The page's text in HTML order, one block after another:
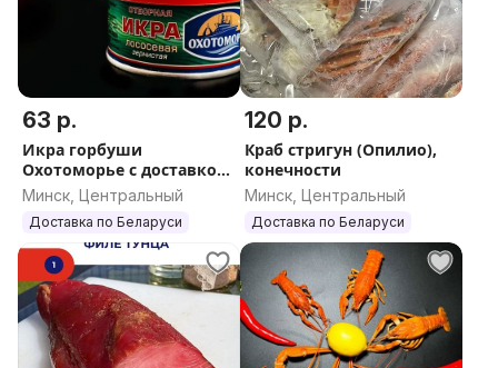
63 р.
Икра горбуши
Охотоморье с доставкой
в Минске, 110 г
Минск, Центральный
Доставка по Беларуси
120 р.
Краб стригун (Опилио),
конечности
Минск, Центральный
Доставка по Беларуси